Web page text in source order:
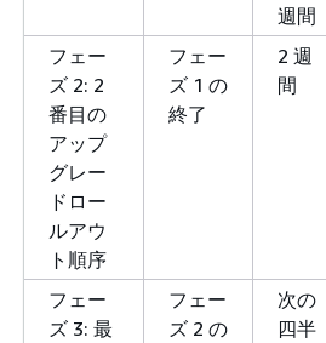
週間
フェー
ズ 2: 2
番目の
アップ
グレー
ドロー
ルアウ
ト順序
フェー
ズ 1 の
終了
2 週
間
フェー
ズ 3: 最
フェー
ズ 2 の
次の
四半